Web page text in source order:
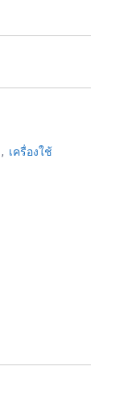
, เครื่องใช้